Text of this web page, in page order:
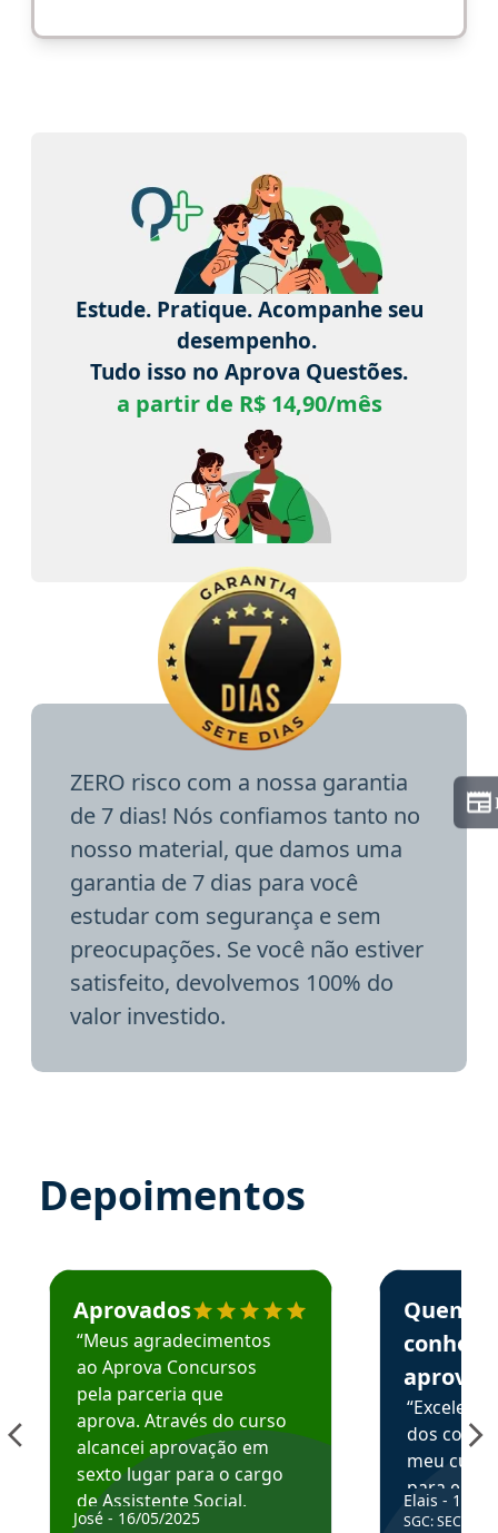
Estude. Pratique. Acompanhe seu
desempenho.
Tudo isso no Aprova Questões.
a partir de R$ 14,90/mês
ZERO risco com a nossa garantia
de 7 dias! Nós confiamos tanto no
nosso material, que damos uma
garantia de 7 dias para você
estudar com segurança e sem
preocupações. Se você não estiver
satisfeito, devolvemos 100% do
valor investido.
Depoimentos
Estudante José recomenda o Aprova Concursos em
Aprovados
“Meus agradecimentos
ao Aprova Concursos
pela parceria que
aprova. Através do curso
alcancei aprovação em
sexto lugar para o cargo
de Assistente Social.
Hoje estou atuando na
José - 16/05/2025
Estudante
Quem
aprova
dos
meu
para
colocar
Elais - 15/
SGC: SEC BA